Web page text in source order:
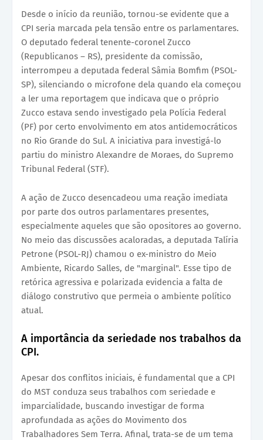
Desde o início da reunião, tornou-se evidente que a
CPI seria marcada pela tensão entre os parlamentares.
O deputado federal tenente-coronel Zucco
(Republicanos – RS), presidente da comissão,
interrompeu a deputada federal Sâmia Bomfim (PSOL-
SP), silenciando o microfone dela quando ela começou
a ler uma reportagem que indicava que o próprio
Zucco estava sendo investigado pela Polícia Federal
(PF) por certo envolvimento em atos antidemocráticos
no Rio Grande do Sul. A iniciativa para investigá-lo
partiu do ministro Alexandre de Moraes, do Supremo
Tribunal Federal (STF).
A ação de Zucco desencadeou uma reação imediata
por parte dos outros parlamentares presentes,
especialmente aqueles que são opositores ao governo.
No meio das discussões acaloradas, a deputada Talíria
Petrone (PSOL-RJ) chamou o ex-ministro do Meio
Ambiente, Ricardo Salles, de "marginal". Esse tipo de
retórica agressiva e polarizada evidencia a falta de
diálogo construtivo que permeia o ambiente político
atual.
A importância da seriedade nos trabalhos da
CPI.
Apesar dos conflitos iniciais, é fundamental que a CPI
do MST conduza seus trabalhos com seriedade e
imparcialidade, buscando investigar de forma
aprofundada as ações do Movimento dos
Trabalhadores Sem Terra. Afinal, trata-se de um tema